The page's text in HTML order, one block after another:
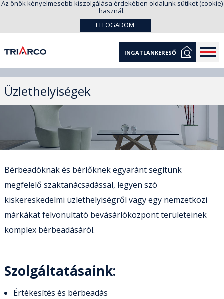
Az önök kényelmesebb kiszolgálása érdekében oldalunk sütiket (cookie)
használ.
ELFOGADOM
INGATLANKERESŐ
Üzlethelyiségek
Bérbeadóknak és bérlőknek egyaránt segítünk
megfelelő szaktanácsadással, legyen szó
kiskereskedelmi üzlethelyiségről vagy egy nemzetközi
márkákat felvonultató bevásárlóközpont területeinek
komplex bérbeadásáról.
Szolgáltatásaink:
Értékesítés és bérbeadás